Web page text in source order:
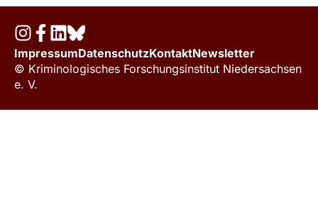
ImpressumDatenschutzKontaktNewsletter
© Kriminologisches Forschungsinstitut Niedersachsen
e. V.